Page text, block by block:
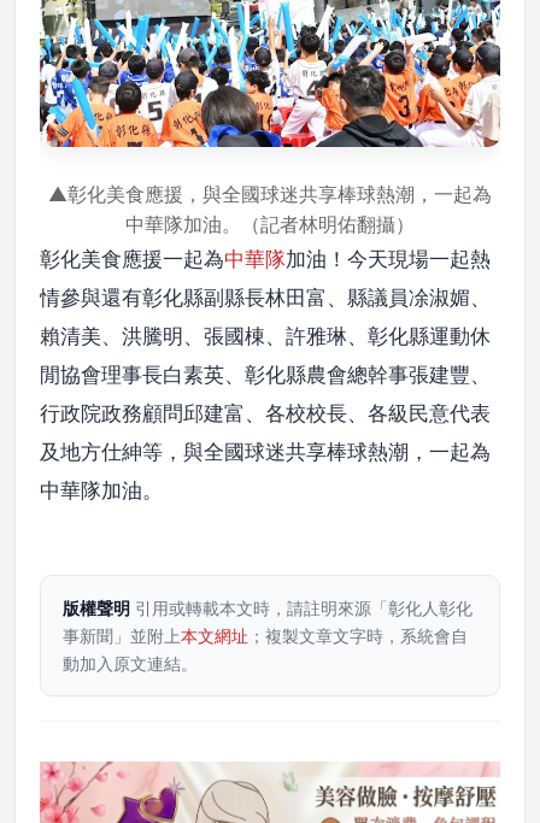
▲彰化美食應援，與全國球迷共享棒球熱潮，一起為
中華隊加油。（記者林明佑翻攝）
彰化美食應援一起為中華隊加油！今天現場一起熱
情參與還有彰化縣副縣長林田富、縣議員凃淑媚、
賴清美、洪騰明、張國棟、許雅琳、彰化縣運動休
閒協會理事長白素英、彰化縣農會總幹事張建豐、
行政院政務顧問邱建富、各校校長、各級民意代表
及地方仕紳等，與全國球迷共享棒球熱潮，一起為
中華隊加油。
版權聲明 引用或轉載本文時，請註明來源「彰化人彰化
事新聞」並附上本文網址 ；複製文章文字時，系統會自
動加入原文連結。